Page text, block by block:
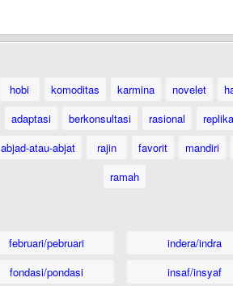
hobi komoditas karmina novelet
adaptasi berkonsultasi rasional
abjad-atau-abjat rajin favorit mandiri
ramah
februari/pebruari
fondasi/pondasi
indera/indra
insaf/insyaf